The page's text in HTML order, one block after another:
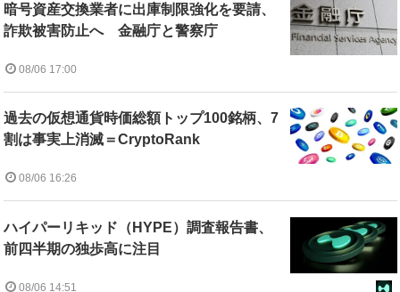
暗号資産交換業者に出庫制限強化を要請、
詐欺被害防止へ 金融庁と警察庁
08/06 17:00
過去の仮想通貨時価総額トップ100銘柄、7
割は事実上消滅＝CryptoRank
08/06 16:26
ハイパーリキッド（HYPE）調査報告書、
前四半期の独歩高に注目
08/06 14:51